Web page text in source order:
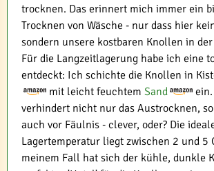
trocknen. Das erinnert mich immer ein
Trocknen von Wäsche - nur dass hier
sondern unsere kostbaren Knollen in
Für die Langzeitlagerung habe ich eine
entdeckt: Ich schichte die Knollen in
mit leicht feuchtem Sand
verhindert nicht nur das Austrocknen,
auch vor Fäulnis - clever, oder? Die
Lagertemperatur liegt zwischen 2 und 5
meinem Fall hat sich der kühle, dunkle